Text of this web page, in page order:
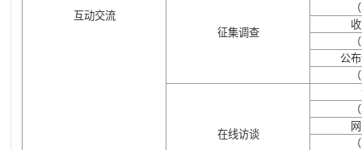
互动交流
征集调查
公
在线访谈